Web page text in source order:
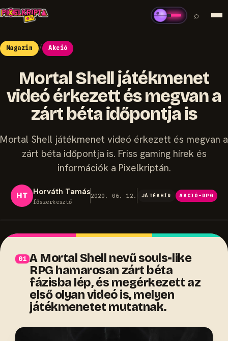
⌕
Magazin / Akció
Mortal Shell játékmenet
videó érkezett és megvan a
zárt béta időpontja is
Mortal Shell játékmenet videó érkezett és megvan a
zárt béta időpontja is. Friss gaming hírek és
információk a Pixelkriptán.
HT Horváth Tamás
főszerkesztő
2020. 06. 12. JÁTÉKHÍR AKCIÓ-RPG
A Mortal Shell nevű souls-like
RPG hamarosan zárt béta
fázisba lép, és megérkezett az
első olyan videó is, melyen
játékmenetet mutatnak.